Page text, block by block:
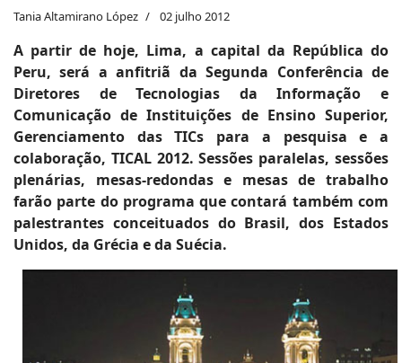
Tania Altamirano López 02 julho 2012
A partir de hoje, Lima, a capital da República do
Peru, será a anfitriã da Segunda Conferência de
Diretores de Tecnologias da Informação e
Comunicação de Instituições de Ensino Superior,
Gerenciamento das TICs para a pesquisa e a
colaboração, TICAL 2012. Sessões paralelas, sessões
plenárias, mesas-redondas e mesas de trabalho
farão parte do programa que contará também com
palestrantes conceituados do Brasil, dos Estados
Unidos, da Grécia e da Suécia.